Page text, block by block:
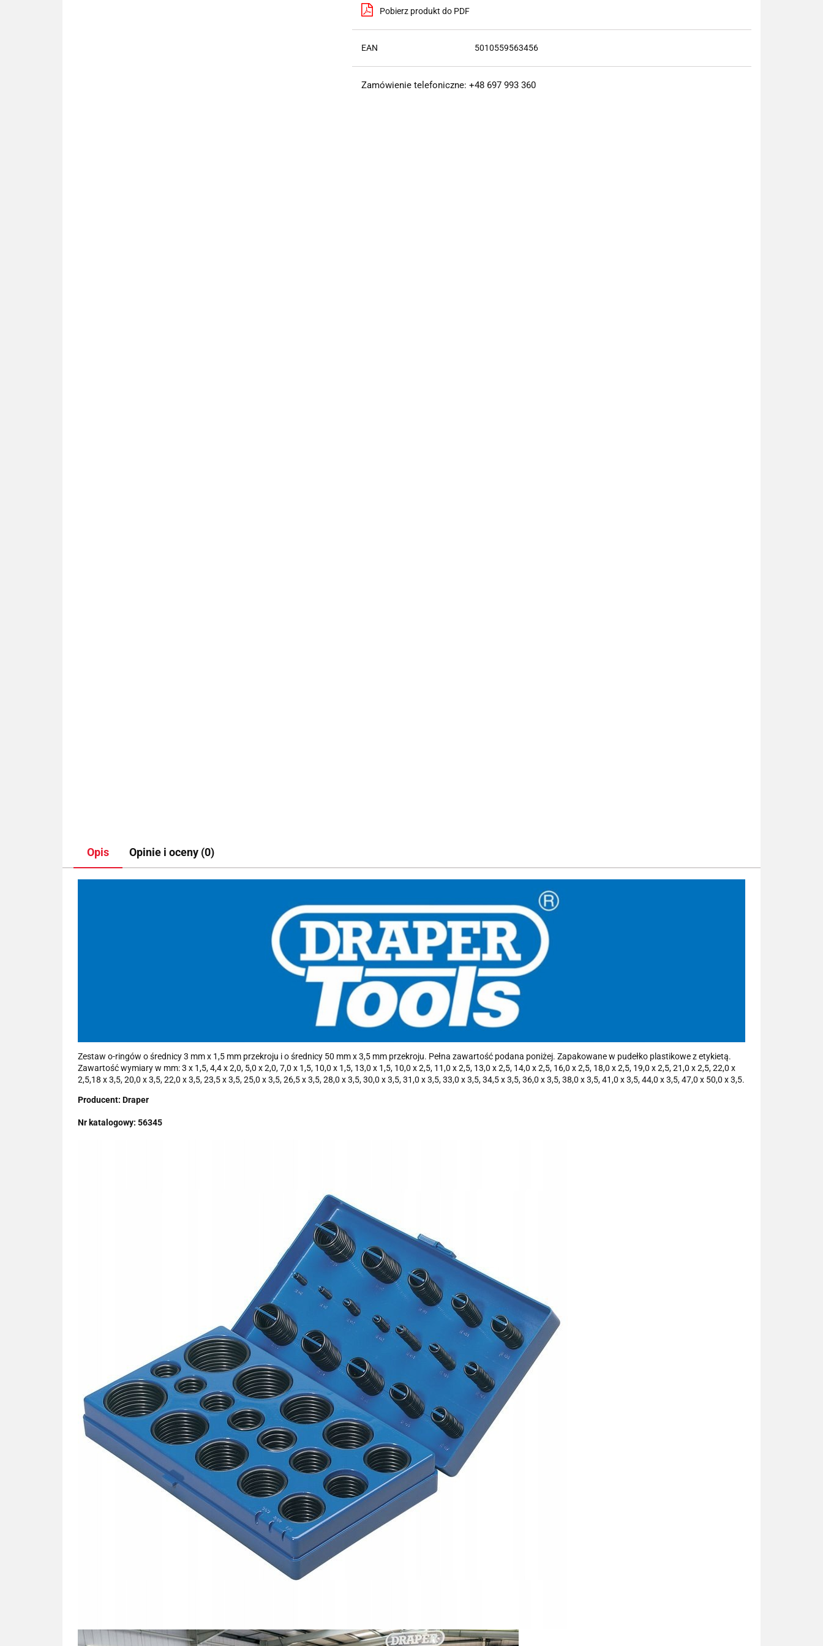
Pobierz produkt do PDF
EAN 5010559563456
Zamówienie telefoniczne: +48 697 993 360
Opis Opinie i oceny (0)
Zestaw o-ringów o średnicy 3 mm x 1,5 mm przekroju i o średnicy 50 mm x 3,5 mm przekroju. Pełna zawartość podana poniżej. Zapakowane w pudełko plastikowe z etykietą.
Zawartość wymiary w mm: 3 x 1,5, 4,4 x 2,0, 5,0 x 2,0, 7,0 x 1,5, 10,0 x 1,5, 13,0 x 1,5, 10,0 x 2,5, 11,0 x 2,5, 13,0 x 2,5, 14,0 x 2,5, 16,0 x 2,5, 18,0 x 2,5, 19,0 x 2,5, 21,0 x 2,5, 22,0 x
2,5,18 x 3,5, 20,0 x 3,5, 22,0 x 3,5, 23,5 x 3,5, 25,0 x 3,5, 26,5 x 3,5, 28,0 x 3,5, 30,0 x 3,5, 31,0 x 3,5, 33,0 x 3,5, 34,5 x 3,5, 36,0 x 3,5, 38,0 x 3,5, 41,0 x 3,5, 44,0 x 3,5, 47,0 x 50,0 x 3,5.
Producent: Draper
Nr katalogowy: 56345